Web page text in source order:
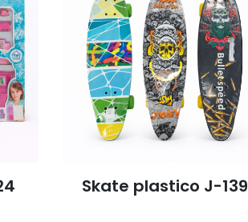
Skate plastico J-139